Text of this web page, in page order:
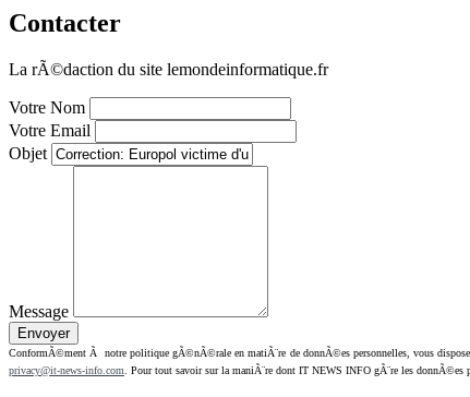
Contacter
La rÃ©daction du site lemondeinformatique.fr
Votre Nom
Votre Email
Objet
Message
ConformÃ©ment Ã notre politique gÃ©nÃ©rale en matiÃ¨re de donnÃ©es personnelles, vous
privacy@it-news-info.com . Pour tout savoir sur la maniÃ¨re dont IT NEWS INFO gÃ¨re les